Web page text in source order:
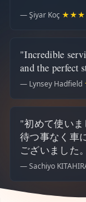
— Şiyar Koç
"Incredible
and the perfect
— Lynsey Hadfield
"初めて使いま
待つ事なく車
ございました
— Sachiyo